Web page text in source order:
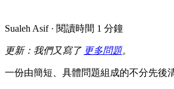
Sualeh Asif· 閱讀時間 1 分鐘
更新：我們又寫了 更多問題。
一份由簡短、具體問題組成的不分先後